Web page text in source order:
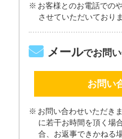
お客様とのお電話での
させていただいておりま
メールでお問
お問い
お問い合わせいただき
に若干お時間を頂く場
合、お返事できかねる